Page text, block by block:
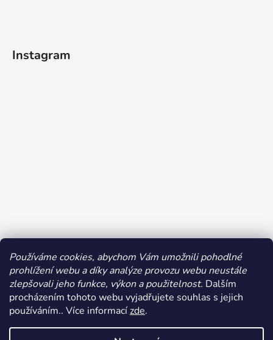
Používáme cookies, abychom Vám umožnili pohodlné
prohlížení webu a díky analýze provozu webu neustále
zlepšovali jeho funkce, výkon a použitelnost. Dalším
procházením tohoto webu vyjadřujete souhlas s jejich
používáním.. Více informacízde.
Instagram
Sledovat na Instagramu